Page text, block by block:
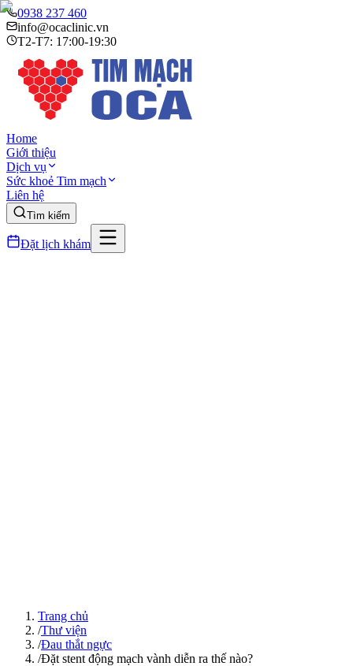
0938 237 460
info@ocaclinic.vn
T2-T7: 17:00-19:30
Home
Giới thiệu
Dịch vụ
Sức khoẻ Tim mạch
Liên hệ
Tìm kiếm
Đặt lịch khám
Trang chủ
/Thư viện
/Đau thắt ngực
/Đặt stent động mạch vành diễn ra thế nào?